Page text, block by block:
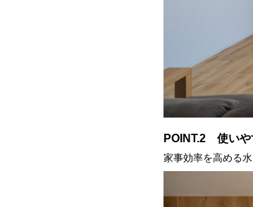
POINT.2 使いや
家事効率を高める